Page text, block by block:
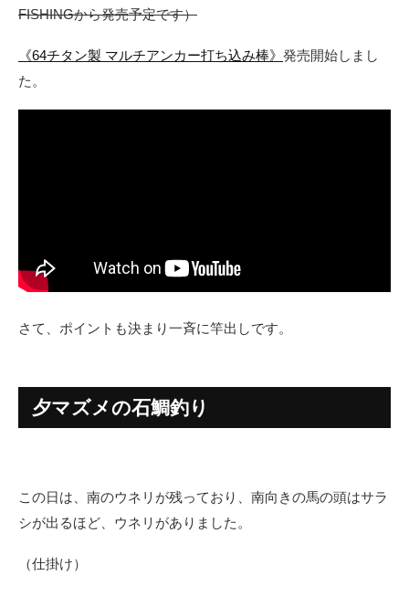
FISHINGから発売予定です）
《64チタン製 マルチアンカー打ち込み棒》 発売開始しまし
た。
さて、ポイントも決まり一斉に竿出しです。
夕マズメの石鯛釣り
この日は、南のウネリが残っており、南向きの馬の頭はサラ
シが出るほど、ウネリがありました。
（仕掛け）